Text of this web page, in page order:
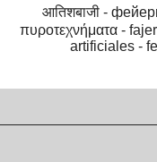
आतिशबाजी -
πυροτεχνήματα -
artificiales -